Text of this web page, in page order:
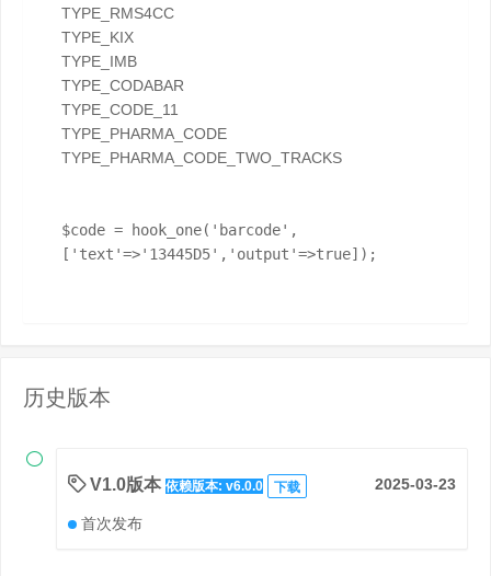
TYPE_RMS4CC
TYPE_KIX
TYPE_IMB
TYPE_CODABAR
TYPE_CODE_11
TYPE_PHARMA_CODE
TYPE_PHARMA_CODE_TWO_TRACKS
$code = hook_one('barcode',
['text'=>'13445D5','output'=>true]);
历史版本

V1.0版本 依赖版本: v6.0.0 2025-03-23
下载
首次发布